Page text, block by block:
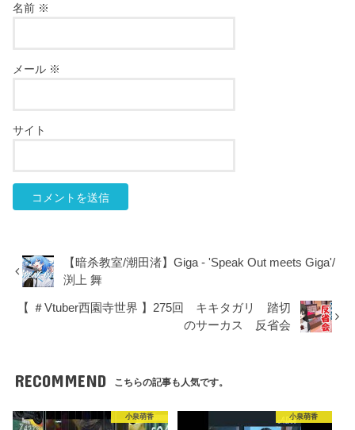
名前 ※
メール ※
サイト
【暗杀教室/潮田渚】Giga - 'Speak Out meets Giga'/
渕上 舞
【 ＃Vtuber西園寺世界 】275回 キキタガリ 踏切
のサーカス 反省会
RECOMMEND こちらの記事も人気です。
小泉萌香 小泉萌香